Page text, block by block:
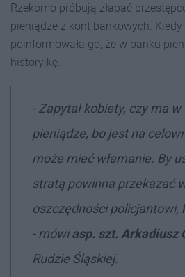
Rzekomo próbują złapać
pieniądze z kont bankowych. Kiedy
poinformowała go, że w banku
historyjkę.
- Zapytał kobiety, czy ma
pieniądze, bo jest na
może mieć włamanie. By
stratą powinna przekazać
oszczędności policjantowi,
- mówiasp. szt. Arkadiusz
Rudzie Śląskiej.